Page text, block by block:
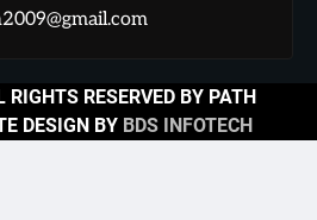
RESERVED BY PATH
DESIGN BY BDS INFOTECH